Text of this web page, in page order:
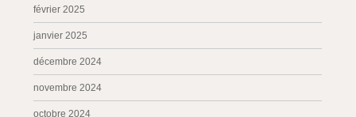
février 2025
janvier 2025
décembre 2024
novembre 2024
octobre 2024